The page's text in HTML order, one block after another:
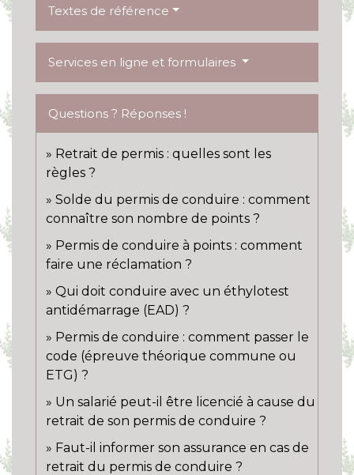
Textes de référence
Services en ligne et formulaires
Questions ? Réponses !
Retrait de permis : quelles sont les
règles ?
Solde du permis de conduire : comment
connaître son nombre de points ?
Permis de conduire à points : comment
faire une réclamation ?
Qui doit conduire avec un éthylotest
antidémarrage (EAD) ?
Permis de conduire : comment passer le
code (épreuve théorique commune ou
ETG) ?
Un salarié peut-il être licencié à cause du
retrait de son permis de conduire ?
Faut-il informer son assurance en cas de
retrait du permis de conduire ?